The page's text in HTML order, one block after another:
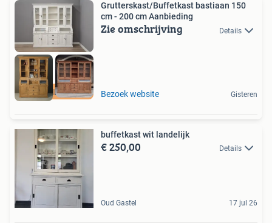
AANBIEDING
Grutterskast/Buffetkast bastiaan 150
cm - 200 cm Aanbieding
Zie omschrijving Details
Bezoek website Gisteren
buffetkast wit landelijk
€ 250,00 Details
Oud Gastel 17 jul 26